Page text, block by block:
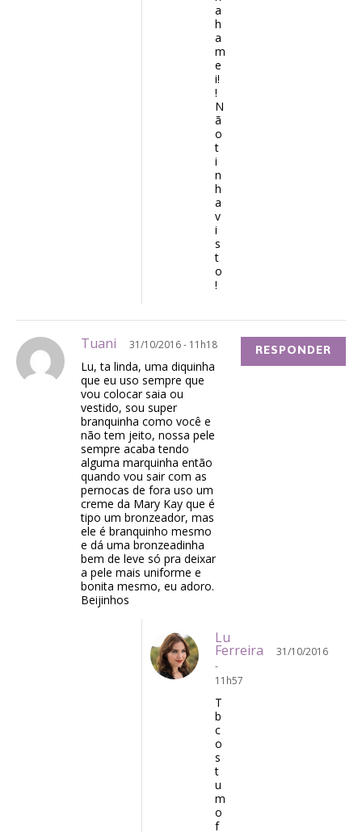
a
h
a
m
e
i!
!
N
ã
o
t
i
n
h
a
v
i
s
t
o
!
Tuani 31/10/2016 - 11h18
Lu, ta linda, uma diquinha
que eu uso sempre que
vou colocar saia ou
vestido, sou super
branquinha como você e
não tem jeito, nossa pele
sempre acaba tendo
alguma marquinha então
quando vou sair com as
pernocas de fora uso um
creme da Mary Kay que é
tipo um bronzeador, mas
ele é branquinho mesmo
e dá uma bronzeadinha
bem de leve só pra deixar
a pele mais uniforme e
bonita mesmo, eu adoro.
Beijinhos
RESPONDER
Lu
Ferreira
31/10/2016
-
11h57
T
b
c
o
s
t
u
m
o
f